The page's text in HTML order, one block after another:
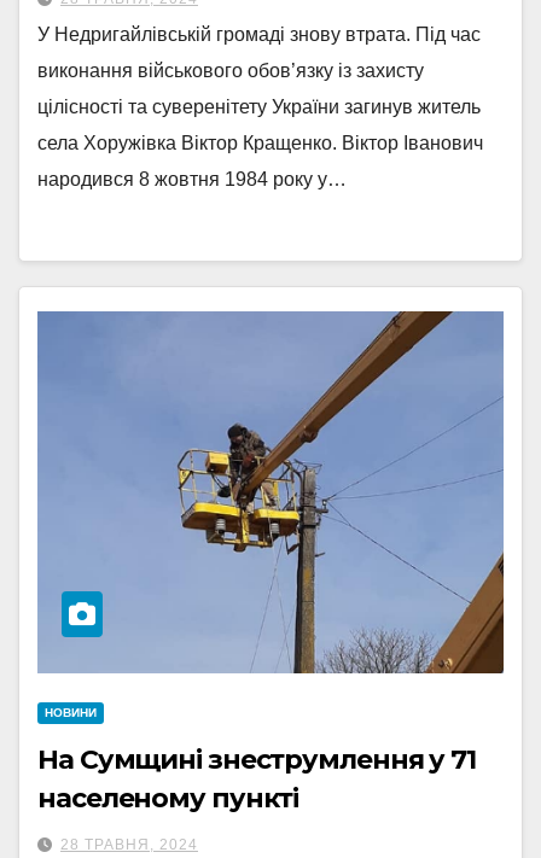
У Недригайлівській громаді знову втрата. Під час
виконання військового обов’язку із захисту
цілісності та суверенітету України загинув житель
села Хоружівка Віктор Кращенко. Віктор Іванович
народився 8 жовтня 1984 року у…
НОВИНИ
На Сумщині знеструмлення у 71
населеному пункті
28 ТРАВНЯ, 2024